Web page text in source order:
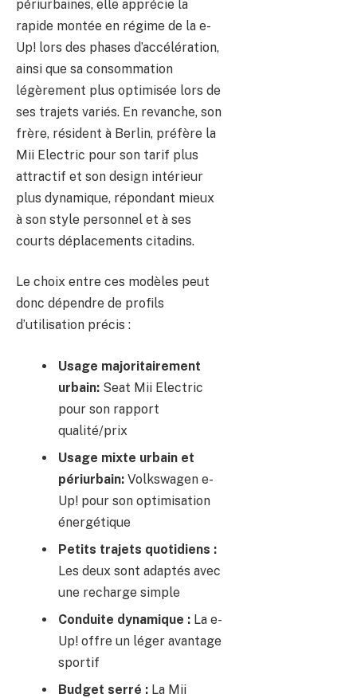
périurbaines, elle apprécie la
rapide montée en régime de la e-
Up! lors des phases d’accélération,
ainsi que sa consommation
légèrement plus optimisée lors de
ses trajets variés. En revanche, son
frère, résident à Berlin, préfère la
Mii Electric pour son tarif plus
attractif et son design intérieur
plus dynamique, répondant mieux
à son style personnel et à ses
courts déplacements citadins.
Le choix entre ces modèles peut
donc dépendre de profils
d’utilisation précis :
Usage majoritairement
urbain: Seat Mii Electric
pour son rapport
qualité/prix
Usage mixte urbain et
périurbain: Volkswagen e-
Up! pour son optimisation
énergétique
Petits trajets quotidiens :
Les deux sont adaptés avec
une recharge simple
Conduite dynamique : La e-
Up! offre un léger avantage
sportif
Budget serré : La Mii